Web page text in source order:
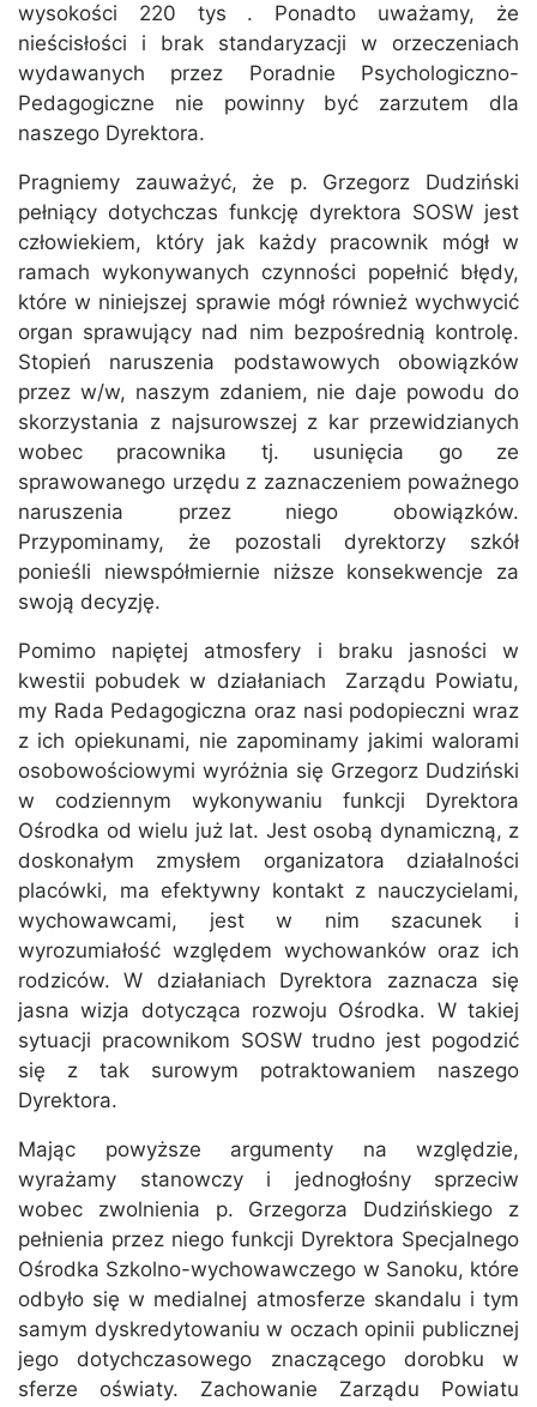
wysokości 220 tys . Ponadto uważamy, że
nieścisłości i brak standaryzacji w orzeczeniach
wydawanych przez Poradnie Psychologiczno-
Pedagogiczne nie powinny być zarzutem dla
naszego Dyrektora.
Pragniemy zauważyć, że p. Grzegorz Dudziński
pełniący dotychczas funkcję dyrektora SOSW jest
człowiekiem, który jak każdy pracownik mógł w
ramach wykonywanych czynności popełnić błędy,
które w niniejszej sprawie mógł również wychwycić
organ sprawujący nad nim bezpośrednią kontrolę.
Stopień naruszenia podstawowych obowiązków
przez w/w, naszym zdaniem, nie daje powodu do
skorzystania z najsurowszej z kar przewidzianych
wobec pracownika tj. usunięcia go ze
sprawowanego urzędu z zaznaczeniem poważnego
naruszenia przez niego obowiązków.
Przypominamy, że pozostali dyrektorzy szkół
ponieśli niewspółmiernie niższe konsekwencje za
swoją decyzję.
Pomimo napiętej atmosfery i braku jasności w
kwestii pobudek w działaniach Zarządu Powiatu,
my Rada Pedagogiczna oraz nasi podopieczni wraz
z ich opiekunami, nie zapominamy jakimi walorami
osobowościowymi wyróżnia się Grzegorz Dudziński
w codziennym wykonywaniu funkcji Dyrektora
Ośrodka od wielu już lat. Jest osobą dynamiczną, z
doskonałym zmysłem organizatora działalności
placówki, ma efektywny kontakt z nauczycielami,
wychowawcami, jest w nim szacunek i
wyrozumiałość względem wychowanków oraz ich
rodziców. W działaniach Dyrektora zaznacza się
jasna wizja dotycząca rozwoju Ośrodka. W takiej
sytuacji pracownikom SOSW trudno jest pogodzić
się z tak surowym potraktowaniem naszego
Dyrektora.
Mając powyższe argumenty na względzie,
wyrażamy stanowczy i jednogłośny sprzeciw
wobec zwolnienia p. Grzegorza Dudzińskiego z
pełnienia przez niego funkcji Dyrektora Specjalnego
Ośrodka Szkolno-wychowawczego w Sanoku, które
odbyło się w medialnej atmosferze skandalu i tym
samym dyskredytowaniu w oczach opinii publicznej
jego dotychczasowego znaczącego dorobku w
sferze oświaty. Zachowanie Zarządu Powiatu